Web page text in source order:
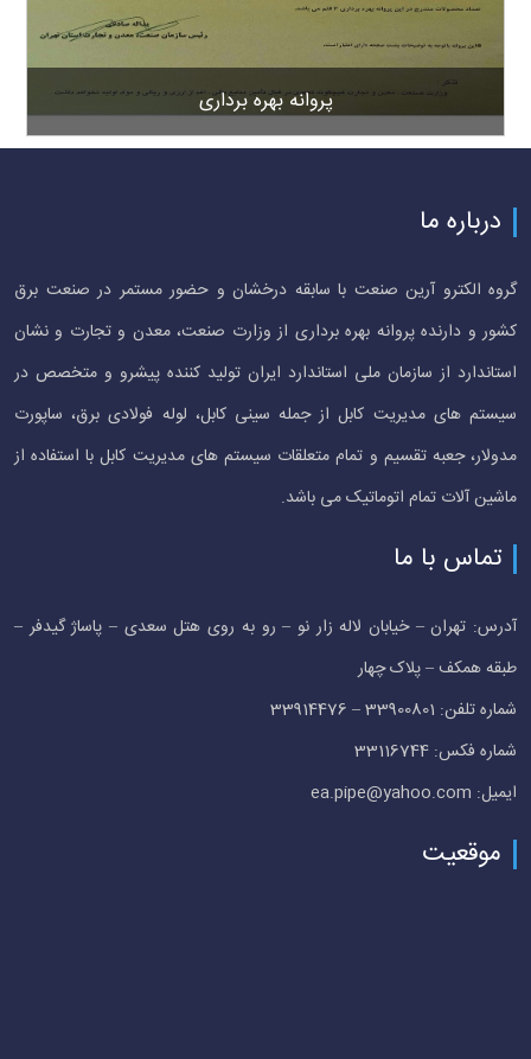
پروانه بهره برداری
درباره ما
گروه الکترو آرین صنعت با سابقه درخشان و حضور مستمر در صنعت برق
کشور و دارنده پروانه بهره برداری از وزارت صنعت، معدن و تجارت و نشان
استاندارد از سازمان ملی استاندارد ایران تولید کننده پیشرو و متخصص در
سیستم های مدیریت کابل از جمله سینی کابل، لوله فولادی برق، ساپورت
مدولار، جعبه تقسیم و تمام متعلقات سیستم های مدیریت کابل با استفاده از
ماشین آلات تمام اتوماتیک می باشد.
تماس با ما
آدرس: تهران – خیابان لاله زار نو – رو به روی هتل سعدی – پاساژ گیدفر –
طبقه همکف – پلاک چهار
شماره تلفن: 33900801 – 33914476
شماره فکس: 33116744
ایمیل: ea.pipe@yahoo.com
موقعیت